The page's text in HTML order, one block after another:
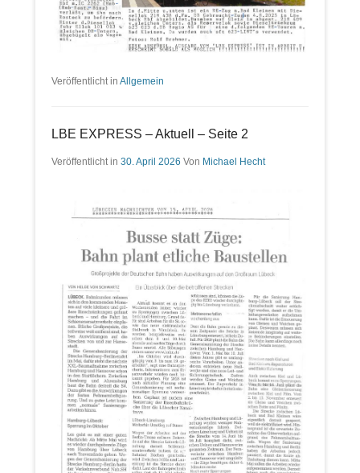
Veröffentlicht in Allgemein
LBE EXPRESS – Aktuell – Seite 2
Veröffentlicht in 30. April 2026 Von Michael Hecht